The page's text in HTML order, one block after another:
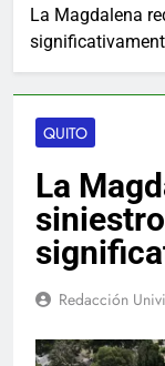
La Magdalena
QUITO
La
Redacción